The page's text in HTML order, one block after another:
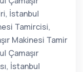
İstanbul
Tamircisi,
Makinesi Tamir
Çamaşır
İstanbul